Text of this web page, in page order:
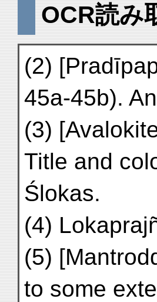
OCR読み
(2)
45a-45b).
(3)
Title and
Ślokas.
(4)
(5)
to some